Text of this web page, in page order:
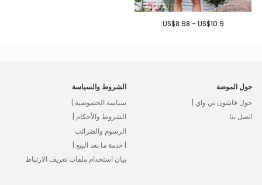
US$8.98 - US$10.9
حول الموضة
حول فاشون تي واي |
اتصل بنا
الشروط والسياسة
سياسة الخصوصية |
الشروط والأحكام |
الرسوم والضرائب
| خدمة ما بعد البيع |
بيان استخدام ملفات تعريف الارتباط